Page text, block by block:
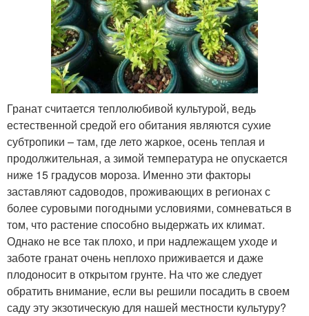
Гранат считается теплолюбивой культурой, ведь
естественной средой его обитания являются сухие
субтропики – там, где лето жаркое, осень теплая и
продолжительная, а зимой температура не опускается
ниже 15 градусов мороза. Именно эти факторы
заставляют садоводов, проживающих в регионах с
более суровыми погодными условиями, сомневаться в
том, что растение способно выдержать их климат.
Однако не все так плохо, и при надлежащем уходе и
заботе гранат очень неплохо приживается и даже
плодоносит в открытом грунте. На что же следует
обратить внимание, если вы решили посадить в своем
саду эту экзотическую для нашей местности культуру?